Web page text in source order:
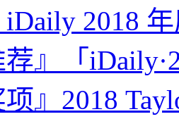
iDaily 2018
荐』「
项』2018